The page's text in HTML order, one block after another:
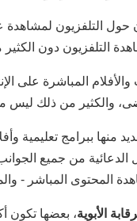
حول التلفزيون
التلفزيون دون الكثير
المباشرة على
مضى، والكثير من ذلك
منها ببرامج تعليمية
الدعائية من جميع
المحتوى المباشر -
الأبوية، بعضها تكون